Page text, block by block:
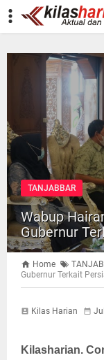
-->
TANJABBAR
Wabup
Gubernur
Home
Gubernur Terkait
Kilas Harian
Kilasharian.